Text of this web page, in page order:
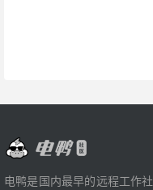
电鸭是国内最早的远程工作